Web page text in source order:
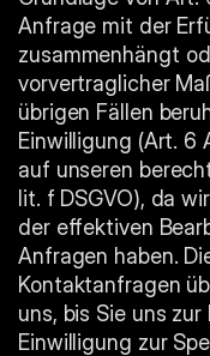
Anfrage mit der
zusammenhängt
vorvertraglicher
übrigen Fällen
Einwilligung (Art. 6
auf unseren
lit. f DSGVO), da
der effektiven
Anfragen haben.
Kontaktanfragen
uns, bis Sie uns
Einwilligung zur